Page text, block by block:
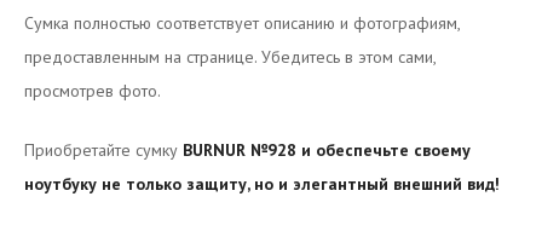
Сумка полностью соответствует описанию и фотографиям,
предоставленным на странице. Убедитесь в этом сами,
просмотрев фото.
Приобретайте сумку BURNUR №928 и обеспечьте своему
ноутбуку не только защиту, но и элегантный внешний вид!